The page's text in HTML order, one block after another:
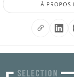
À PROPOS